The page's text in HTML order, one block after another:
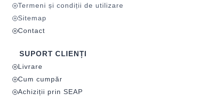
Termeni și condiții de utilizare
Sitemap
Contact
SUPORT CLIENȚI
Livrare
Cum cumpăr
Achiziții prin SEAP